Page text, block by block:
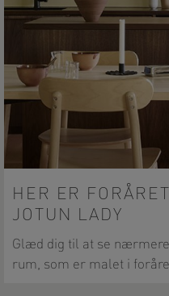
HER ER
JOTUN LADY
Glæd dig til at se
rum, som er malet i